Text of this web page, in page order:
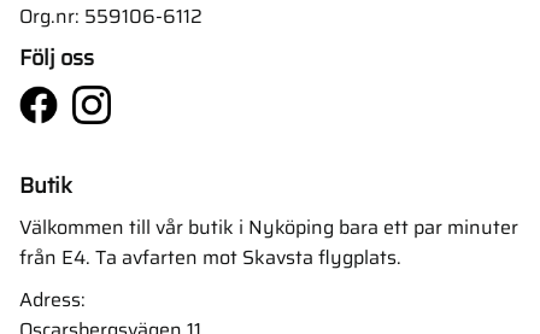
Org.nr: 559106-6112
Följ oss
Butik
Välkommen till vår butik i Nyköping bara ett par minuter
från E4. Ta avfarten mot Skavsta flygplats.
Adress: